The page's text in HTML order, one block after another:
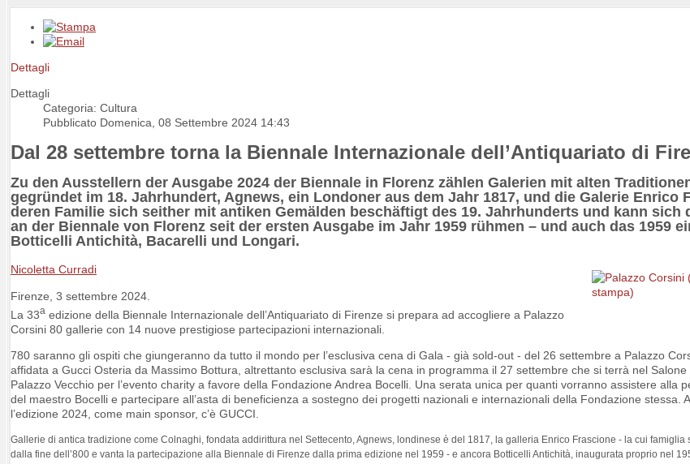
Dettagli
Dettagli
Categoria: Cultura
Pubblicato Domenica, 08 Settembre 2024 14:43
Dal 28 settembre torna la Biennale Internazionale dell’Antiquariato di
Zu den Ausstellern der Ausgabe 2024 der Biennale in Florenz zählen Galerien mit alten
gegründet im 18. Jahrhundert, Agnews, ein Londoner aus dem Jahr 1817, und die Galerie Enrico
deren Familie sich seither mit antiken Gemälden beschäftigt des 19. Jahrhunderts und kann sich
an der Biennale von Florenz seit der ersten Ausgabe im Jahr 1959 rühmen – und auch das 1959
Botticelli Antichità, Bacarelli und Longari.
Nicoletta Curradi
Firenze, 3 settembre 2024.
La 33a edizione della Biennale Internazionale dell’Antiquariato di Firenze si prepara ad accogliere a Palazzo
Corsini 80 gallerie con 14 nuove prestigiose partecipazioni internazionali.
780 saranno gli ospiti che giungeranno da tutto il mondo per l’esclusiva cena di Gala - già sold-out - del 26 settembre a Palazzo
affidata a Gucci Osteria da Massimo Bottura, altrettanto esclusiva sarà la cena in programma il 27 settembre che si terrà nel
Palazzo Vecchio per l’evento charity a favore della Fondazione Andrea Bocelli. Una serata unica per quanti vorranno assistere alla
del maestro Bocelli e partecipare all’asta di beneficienza a sostegno dei progetti nazionali e internazionali della Fondazione stessa.
l’edizione 2024, come main sponsor, c’è GUCCI.
Gallerie di antica tradizione come Colnaghi, fondata addirittura nel Settecento, Agnews, londinese è del 1817, la galleria Enrico Frascione - la cui famiglia
dalla fine dell’800 e vanta la partecipazione alla Biennale di Firenze dalla prima edizione nel 1959 - e ancora Botticelli Antichità, inaugurata proprio nel